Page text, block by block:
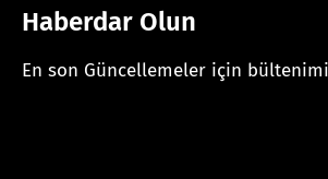
Haberdar Olun
En son Güncellemeler için